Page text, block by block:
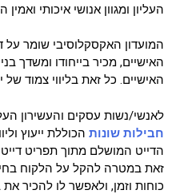
העליון ומגוון אנושי איכותי
המועדון האקסקלוסיבי שומר
האישיים, מכיר בייחודו ומשדך
האישיים. כל זאת בליווי צמוד
לאנשי/נשות עסקים והעשירון
חבילות שונות הכוללת ייעוץ
הדייט המושלם מתוך תפריט
זאת במטרה להקל על הלקוח
כוחות וזמן, ולאפשר לו להכיר